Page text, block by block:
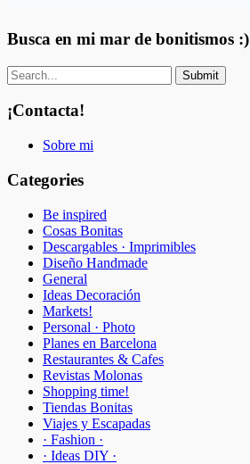
Busca en mi mar de bonitismos :)
¡Contacta!
Sobre mi
Categories
Be inspired
Cosas Bonitas
Descargables · Imprimibles
Diseño Handmade
General
Ideas Decoración
Markets!
Personal · Photo
Planes en Barcelona
Restaurantes & Cafes
Revistas Molonas
Shopping time!
Tiendas Bonitas
Viajes y Escapadas
· Fashion ·
· Ideas DIY ·